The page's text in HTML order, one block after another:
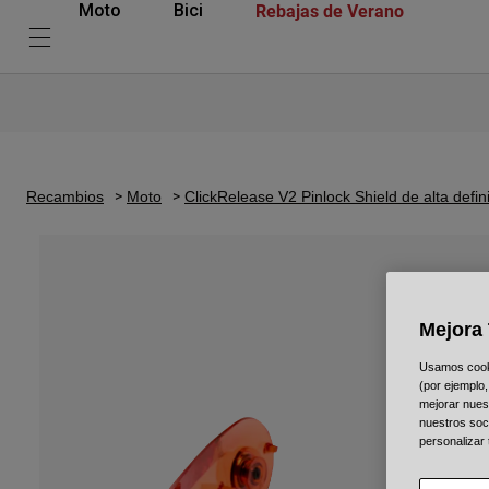
Moto Bici Rebajas de Verano
Recambios Moto ClickRelease V2 Pinlock Shield de alta
Mejora
Usamos
(por
mejorar
nuestros
personalizar